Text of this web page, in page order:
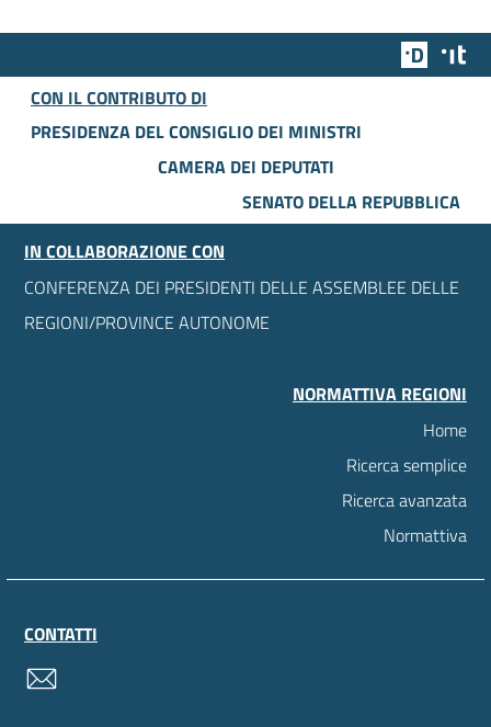
Team
CON IL CONTRIBUTO DI
PRESIDENZA DEL CONSIGLIO DEI MINISTRI
CAMERA DEI DEPUTATI
SENATO DELLA REPUBBLICA
IN COLLABORAZIONE CON
CONFERENZA DEI PRESIDENTI DELLE ASSEMBLEE DELLE
REGIONI/PROVINCE AUTONOME
NORMATTIVA REGIONI
Home
Ricerca semplice
Ricerca avanzata
Normattiva
CONTATTI